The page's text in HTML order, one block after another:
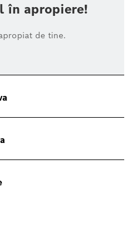
în apropiere!
de tine.